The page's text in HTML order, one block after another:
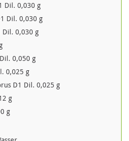
Dil. 0,030 g
Dil. 0,030 g
Dil. 0,030 g
0,050 g
0,025 g
D1 Dil. 0,025 g
g
g